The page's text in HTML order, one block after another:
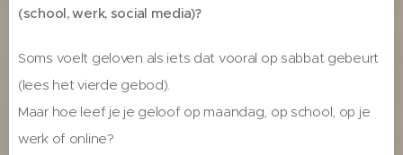
(school, werk, social media)?
Soms voelt geloven als iets dat vooral op sabbat gebeurt
(lees het vierde gebod).
Maar hoe leef je je geloof op maandag, op school, op je
werk of online?